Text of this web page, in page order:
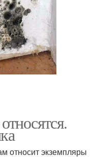
относит экземпляры